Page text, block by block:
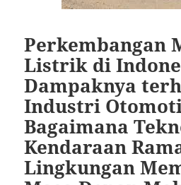
Perkembangan
Listrik di
Dampaknya
Industri
Bagaimana
Kendaraan
Lingkungan